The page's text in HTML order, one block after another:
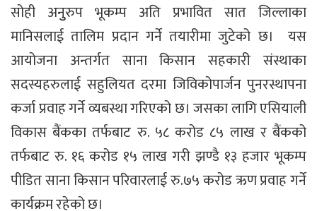
सोही अनुुरुप भूकम्प अति प्रभावित सात जिल्लाका
मानिसलाई तालिम प्रदान गर्ने तयारीमा जुटेको छ। यस
आयोजना अन्तर्गत साना किसान सहकारी संस्थाका
सदस्यहरुलाई सहुलियत दरमा जिविकोपार्जन पुनरस्थापना
कर्जा प्रवाह गर्ने व्यबस्था गरिएको छ। जसका लागि एसियाली
विकास बैंकका तर्फबाट रु. ५८ करोड ८५ लाख र बैंकको
तर्फबाट रु. १६ करोड १५ लाख गरी झण्डै १३ हजार भूकम्प
पीडित साना किसान परिवारलाई रु.७५ करोड ऋण प्रवाह गर्ने
कार्यक्रम रहेको छ।